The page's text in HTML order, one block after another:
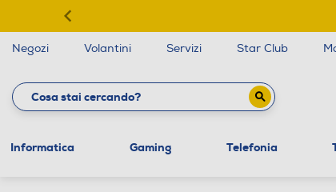
Negozi Volantini Servizi Star Club
Informatica Gaming Telefonia